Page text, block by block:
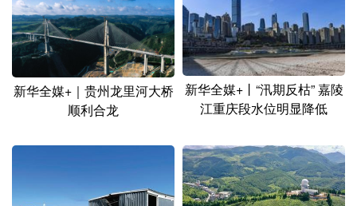
新华全媒+｜贵州龙里河大桥
顺利合龙
新华全媒+丨“汛期反枯” 嘉陵
江重庆段水位明显降低